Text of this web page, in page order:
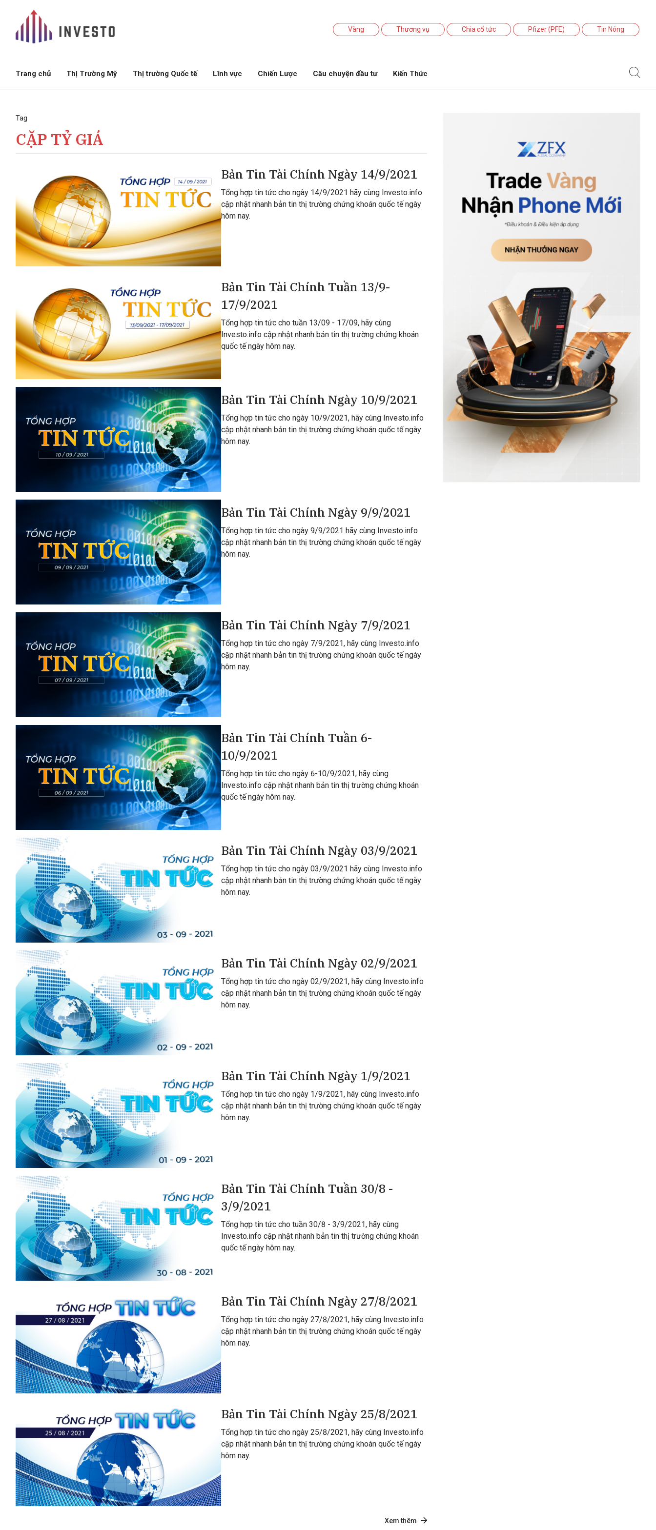
Vàng Thương vụ Chia cổ tức Pfizer (PFE) Tin Nóng
Trang chủ Thị Trường Mỹ Thị trường Quốc tế Lĩnh vực Chiến Lược Câu chuyện đầu tư Kiến Thức
Tag
CẶP TỶ GIÁ
Bản Tin Tài Chính Ngày 14/9/2021
Tổng hợp tin tức cho ngày 14/9/2021 hãy cùng Investo.info
cập nhật nhanh bản tin thị trường chứng khoán quốc tế ngày
hôm nay.
Bản Tin Tài Chính Tuần 13/9-
17/9/2021
Tổng hợp tin tức cho tuần 13/09 - 17/09, hãy cùng
Investo.info cập nhật nhanh bản tin thị trường chứng khoán
quốc tế ngày hôm nay.
Bản Tin Tài Chính Ngày 10/9/2021
Tổng hợp tin tức cho ngày 10/9/2021, hãy cùng Investo.info
cập nhật nhanh bản tin thị trường chứng khoán quốc tế ngày
hôm nay.
Bản Tin Tài Chính Ngày 9/9/2021
Tổng hợp tin tức cho ngày 9/9/2021 hãy cùng Investo.info
cập nhật nhanh bản tin thị trường chứng khoán quốc tế ngày
hôm nay.
Bản Tin Tài Chính Ngày 7/9/2021
Tổng hợp tin tức cho ngày 7/9/2021, hãy cùng Investo.info
cập nhật nhanh bản tin thị trường chứng khoán quốc tế ngày
hôm nay.
Bản Tin Tài Chính Tuần 6-
10/9/2021
Tổng hợp tin tức cho ngày 6-10/9/2021, hãy cùng
Investo.info cập nhật nhanh bản tin thị trường chứng khoán
quốc tế ngày hôm nay.
Bản Tin Tài Chính Ngày 03/9/2021
Tổng hợp tin tức cho ngày 03/9/2021 hãy cùng Investo.info
cập nhật nhanh bản tin thị trường chứng khoán quốc tế ngày
hôm nay.
Bản Tin Tài Chính Ngày 02/9/2021
Tổng hợp tin tức cho ngày 02/9/2021, hãy cùng Investo.info
cập nhật nhanh bản tin thị trường chứng khoán quốc tế ngày
hôm nay.
Bản Tin Tài Chính Ngày 1/9/2021
Tổng hợp tin tức cho ngày 1/9/2021, hãy cùng Investo.info
cập nhật nhanh bản tin thị trường chứng khoán quốc tế ngày
hôm nay.
Bản Tin Tài Chính Tuần 30/8 -
3/9/2021
Tổng hợp tin tức cho tuần 30/8 - 3/9/2021, hãy cùng
Investo.info cập nhật nhanh bản tin thị trường chứng khoán
quốc tế ngày hôm nay.
Bản Tin Tài Chính Ngày 27/8/2021
Tổng hợp tin tức cho ngày 27/8/2021, hãy cùng Investo.info
cập nhật nhanh bản tin thị trường chứng khoán quốc tế ngày
hôm nay.
Bản Tin Tài Chính Ngày 25/8/2021
Tổng hợp tin tức cho ngày 25/8/2021, hãy cùng Investo.info
cập nhật nhanh bản tin thị trường chứng khoán quốc tế ngày
hôm nay.
Xem thêm